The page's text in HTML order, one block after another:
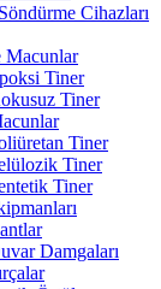
Cihazları
Macunlar
Tiner
Tiner
Tiner
Tiner
Tiner
Damgaları